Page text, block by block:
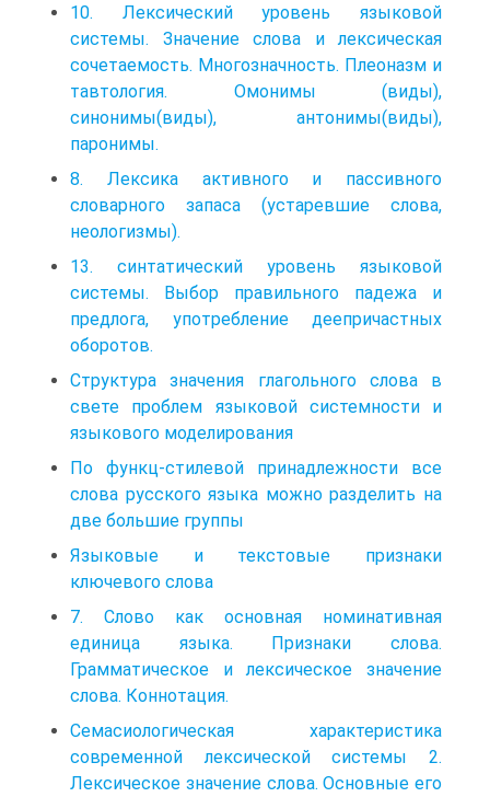
10. Лексический уровень языковой
системы. Значение слова и лексическая
сочетаемость. Многозначность. Плеоназм и
тавтология. Омонимы (виды),
синонимы(виды), антонимы(виды),
паронимы.
8. Лексика активного и пассивного
словарного запаса (устаревшие слова,
неологизмы).
13. синтатический уровень языковой
системы. Выбор правильного падежа и
предлога, употребление деепричастных
оборотов.
Структура значения глагольного слова в
свете проблем языковой системности и
языкового моделирования
По функц-стилевой принадлежности все
слова русского языка можно разделить на
две большие группы
Языковые и текстовые признаки
ключевого слова
7. Слово как основная номинативная
единица языка. Признаки слова.
Грамматическое и лексическое значение
слова. Коннотация.
Семасиологическая характеристика
современной лексической системы 2.
Лексическое значение слова. Основные его